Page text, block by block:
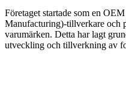
Företaget startade som en
Manufacturing)-tillverkare och
varumärken. Detta har lagt
utveckling och tillverkning av